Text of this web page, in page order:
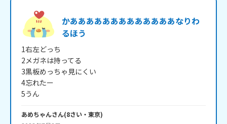
かあああああああああああああなりわ
るほう
1右左どっち
2メガネは持ってる
3黒板めっちゃ見にくい
4忘れたー
5うん
あめちゃんさん(8さい・ 東京)